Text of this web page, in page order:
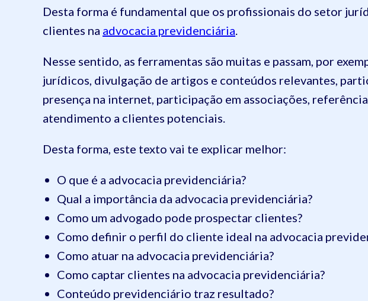
Desta forma é fundamental que os profissionais do setor
clientes na advocacia previdenciária.
Nesse sentido, as ferramentas são muitas e passam, por
jurídicos, divulgação de artigos e conteúdos relevantes,
presença na internet, participação em associações,
atendimento a clientes potenciais.
Desta forma, este texto vai te explicar melhor:
O que é a advocacia previdenciária?
Qual a importância da advocacia previdenciária?
Como um advogado pode prospectar clientes?
Como definir o perfil do cliente ideal na advocacia
Como atuar na advocacia previdenciária?
Como captar clientes na advocacia previdenciária?
Conteúdo previdenciário traz resultado?